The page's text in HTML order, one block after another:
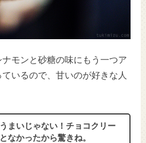
モンと砂糖の味にもう一つア
いるので、甘いのが好きな人
まいじゃない！チョコクリー
なかったから驚きね。